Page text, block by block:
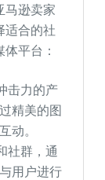
马逊卖家
适合的社
平台：
击力的产
精美的图
动。
社群，通
用户进行